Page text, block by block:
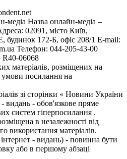
медіа Назва онлайн-медіа –
02091, місто Київ,
172-Б, офіс 208/1 E-mail:
Телефон: 044-205-43-00
R40-06068
матеріалів, розміщених на
умови посилання на
зі сторінки « Новини України
- видань - обов'язкове пряме
систем гіперпосилання .
в незалежності від
використання матеріалів.
- видань) - повинна бути
або в першому абзаці